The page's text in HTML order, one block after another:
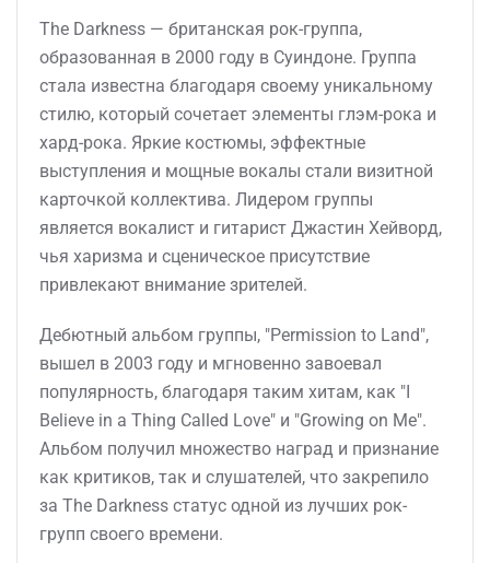
The Darkness — британская рок-группа,
образованная в 2000 году в Суиндоне. Группа
стала известна благодаря своему уникальному
стилю, который сочетает элементы глэм-рока и
хард-рока. Яркие костюмы, эффектные
выступления и мощные вокалы стали визитной
карточкой коллектива. Лидером группы
является вокалист и гитарист Джастин Хейворд,
чья харизма и сценическое присутствие
привлекают внимание зрителей.
Дебютный альбом группы, "Permission to Land",
вышел в 2003 году и мгновенно завоевал
популярность, благодаря таким хитам, как "I
Believe in a Thing Called Love" и "Growing on Me".
Альбом получил множество наград и признание
как критиков, так и слушателей, что закрепило
за The Darkness статус одной из лучших рок-
групп своего времени.